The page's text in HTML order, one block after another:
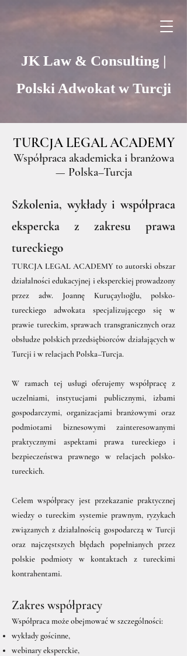
JK Law & Consulting |
Polski Adwokat w Turcji
TURCJA LEGAL ACADEMY
Współpraca akademicka i branżowa
— Polska–Turcja
​Szkolenia, wykłady i współpraca
ekspercka z zakresu prawa
tureckiego
TURCJA LEGAL ACADEMY to autorski obszar
działalności edukacyjnej i eksperckiej prowadzony
przez adw. Joannę Kuruçaylıoğlu, polsko-
tureckiego adwokata specjalizującego się w
prawie tureckim, sprawach transgranicznych oraz
obsłudze polskich przedsiębiorców działających w
Turcji i w relacjach Polska–Turcja.
W ramach tej usługi oferujemy współpracę z
uczelniami, instytucjami publicznymi, izbami
gospodarczymi, organizacjami branżowymi oraz
podmiotami biznesowymi zainteresowanymi
praktycznymi aspektami prawa tureckiego i
bezpieczeństwa prawnego w relacjach polsko-
tureckich.
Celem współpracy jest przekazanie praktycznej
wiedzy o tureckim systemie prawnym, ryzykach
związanych z działalnością gospodarczą w Turcji
oraz najczęstszych błędach popełnianych przez
polskie podmioty w kontaktach z tureckimi
kontrahentami.
Zakres współpracy
Współpraca może obejmować w szczególności:
wykłady gościnne,
webinary eksperckie,